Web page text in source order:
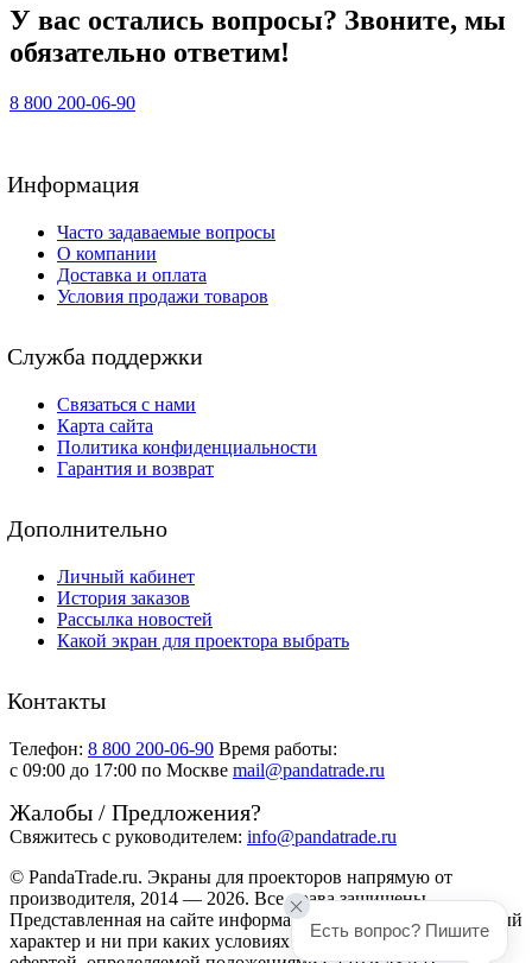
У вас остались вопросы? Звоните, мы
обязательно ответим!
8 800 200-06-90
Информация
Часто задаваемые вопросы
О компании
Доставка и оплата
Условия продажи товаров
Служба поддержки
Связаться с нами
Карта сайта
Политика конфиденциальности
Гарантия и возврат
Дополнительно
Личный кабинет
История заказов
Рассылка новостей
Какой экран для проектора выбрать
Контакты
Телефон: 8 800 200-06-90 Время работы:
c 09:00 до 17:00 по Москве mail@pandatrade.ru
Жалобы / Предложения?
Свяжитесь с руководителем: info@pandatrade.ru
© PandaTrade.ru. Экраны для проекторов напрямую от
производителя, 2014 — 2026. Все права защищены.
Представленная на сайте информация носит ознакомительный
характер и ни при каких условиях не является публичной
Есть вопрос? Пишите